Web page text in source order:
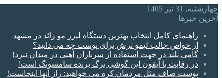
چهارشنبه, 31 تیر 1405
آخرین خبرها
راهنمای کامل انتخاب بهترین دستگاه لیزر مو زائد در مشهد
از خواص جالب لیمو ترش برای پوست چه می دانید؟
گامی بلند در جهت استفاده از سربازان آهنی در میدان نبرد!
در رقابت با آیفون این گوشی برگ برنده سامسونگ است!
پوست صاف مثل مردمان کره می خواهید: راز آنها اینجاست!